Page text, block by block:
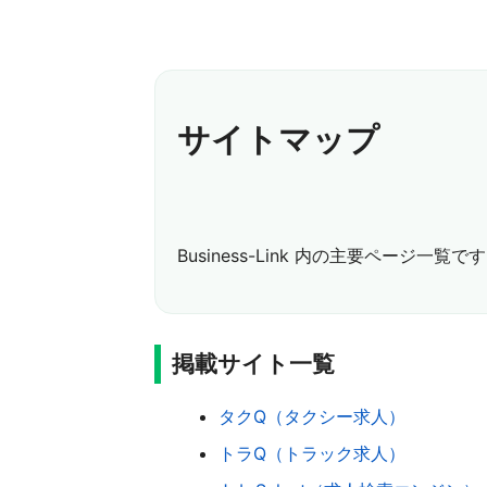
サイトマップ
Business-Link 内の主要ページ一覧で
掲載サイト一覧
タクQ（タクシー求人）
トラQ（トラック求人）